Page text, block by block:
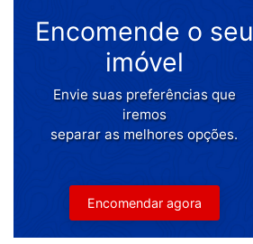
Encomende o seu
imóvel
Envie suas preferências que
iremos
separar as melhores opções.
Encomendar agora